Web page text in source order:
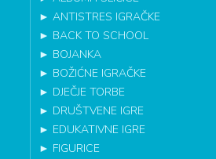
►ANTISTRES IGRAČKE
► BACK TO SCHOOL
► BOJANKA
► BOŽIĆNE IGRAČKE
► DJEČJE TORBE
► DRUŠTVENE IGRE
► EDUKATIVNE IGRE
► FIGURICE